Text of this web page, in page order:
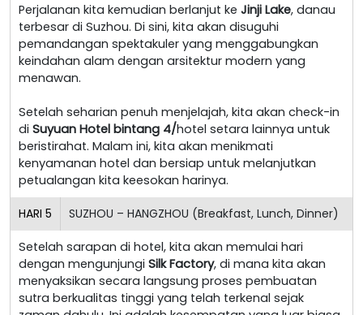
Perjalanan kita kemudian berlanjut ke Jinji Lake, danau
terbesar di Suzhou. Di sini, kita akan disuguhi
pemandangan spektakuler yang menggabungkan
keindahan alam dengan arsitektur modern yang
menawan.
Setelah seharian penuh menjelajah, kita akan check-in
di Suyuan Hotel bintang 4/hotel setara lainnya untuk
beristirahat. Malam ini, kita akan menikmati
kenyamanan hotel dan bersiap untuk melanjutkan
petualangan kita keesokan harinya.
HARI 5 SUZHOU – HANGZHOU (Breakfast, Lunch, Dinner)
Setelah sarapan di hotel, kita akan memulai hari
dengan mengunjungi Silk Factory, di mana kita akan
menyaksikan secara langsung proses pembuatan
sutra berkualitas tinggi yang telah terkenal sejak